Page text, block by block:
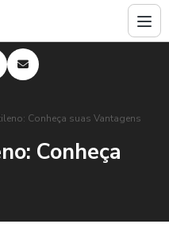
Conheça suas Vantagens
Conheça